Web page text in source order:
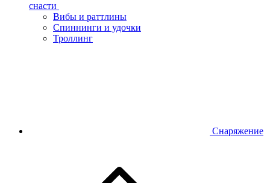
снасти
Вибы и раттлины
Спиннинги и удочки
Троллинг
Снаряжение